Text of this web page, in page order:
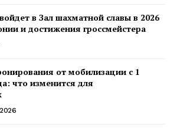
в Зал шахматной славы в 2026
и достижения гроссмейстера
от мобилизации с 1
что изменится для
2026